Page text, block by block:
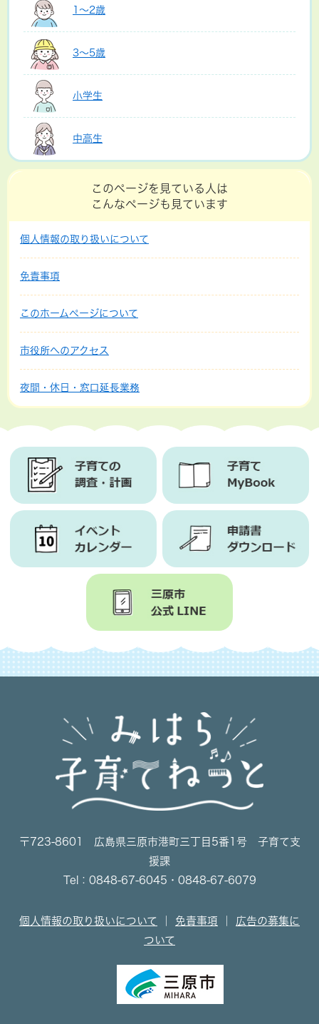
1～2歳
3～5歳
小学生
中高生
このページを見ている人は
こんなページも見ています
個人情報の取り扱いについて
免責事項
このホームページについて
市役所へのアクセス
夜間・休日・窓口延長業務
〒723-8601 広島県三原市港町三丁目5番1号 子育て支
援課
Tel：0848-67-6045・0848-67-6079
個人情報の取り扱いについて 免責事項
広告の募集に
ついて